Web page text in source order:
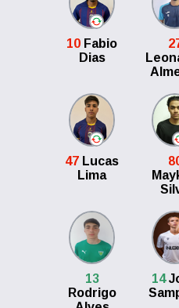
10 Fabio
Dias
47 Lucas
Lima
13
Rodrigo
14